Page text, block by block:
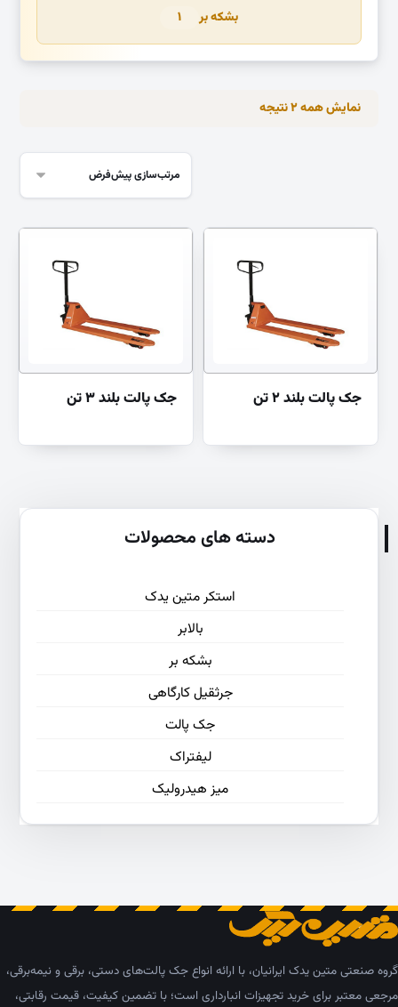
بشکه بر ۱
نمایش همه ۲ نتیجه
جک پالت بلند ۲ تن جک پالت بلند ۳ تن
دسته های محصولات
استکر متین یدک
بالابر
بشکه بر
جرثقیل کارگاهی
جک پالت
لیفتراک
میز هیدرولیک
گروه صنعتی متین یدک ایرانیان، با ارائه انواع جک پالت‌های دستی، برقی و نیمه‌برقی،
مرجعی معتبر برای خرید تجهیزات انبارداری است؛ با تضمین کیفیت، قیمت رقابتی،